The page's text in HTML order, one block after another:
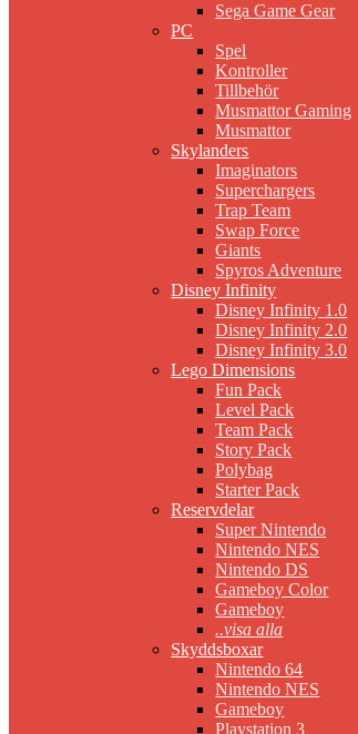
Sega Game Gear
PC
Spel
Kontroller
Tillbehör
Musmattor Gaming
Musmattor
Skylanders
Imaginators
Superchargers
Trap Team
Swap Force
Giants
Spyros Adventure
Disney Infinity
Disney Infinity 1.0
Disney Infinity 2.0
Disney Infinity 3.0
Lego Dimensions
Fun Pack
Level Pack
Team Pack
Story Pack
Polybag
Starter Pack
Reservdelar
Super Nintendo
Nintendo NES
Nintendo DS
Gameboy Color
Gameboy
..visa alla
Skyddsboxar
Nintendo 64
Nintendo NES
Gameboy
Playstation 3